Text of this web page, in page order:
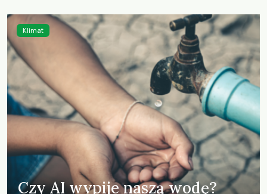
Czy AI wypije naszą wodę?
Klimat